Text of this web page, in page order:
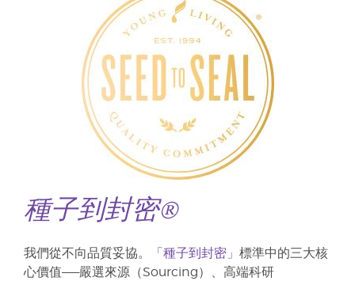
種子到封密®
我們從不向品質妥協。 「種子到封密」 標準中的三大核
心價值——嚴選來源（Sourcing）、高端科研